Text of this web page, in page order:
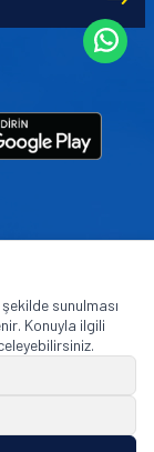
to The Goodyear
Group Company,
Company.
sunulması
Konuyla ilgili